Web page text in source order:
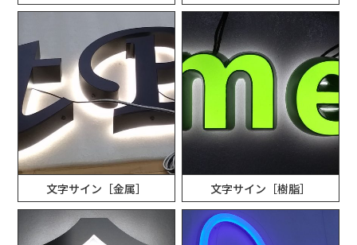
文字サイン［金属］ 文字サイン［樹脂］